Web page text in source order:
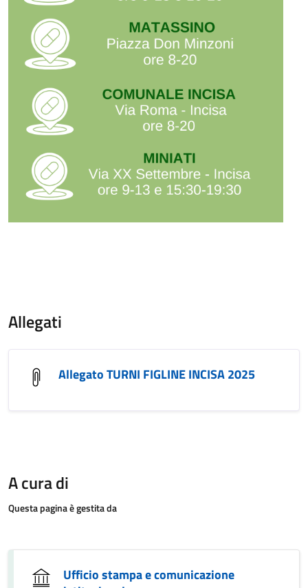
Allegati
Allegato TURNI FIGLINE INCISA 2025
A cura di
Questa pagina è gestita da
Ufficio stampa e comunicazione